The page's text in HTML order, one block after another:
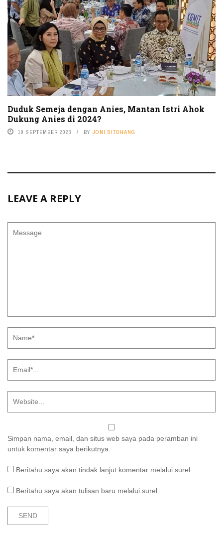
Duduk Semeja dengan Anies, Mantan Istri Ahok
Dukung Anies di 2024?
19 SEPTEMBER 2023 BY JONI SITOHANG
LEAVE A REPLY
Simpan nama, email, dan situs web saya pada peramban ini
untuk komentar saya berikutnya.
Beritahu saya akan tindak lanjut komentar melalui surel.
Beritahu saya akan tulisan baru melalui surel.